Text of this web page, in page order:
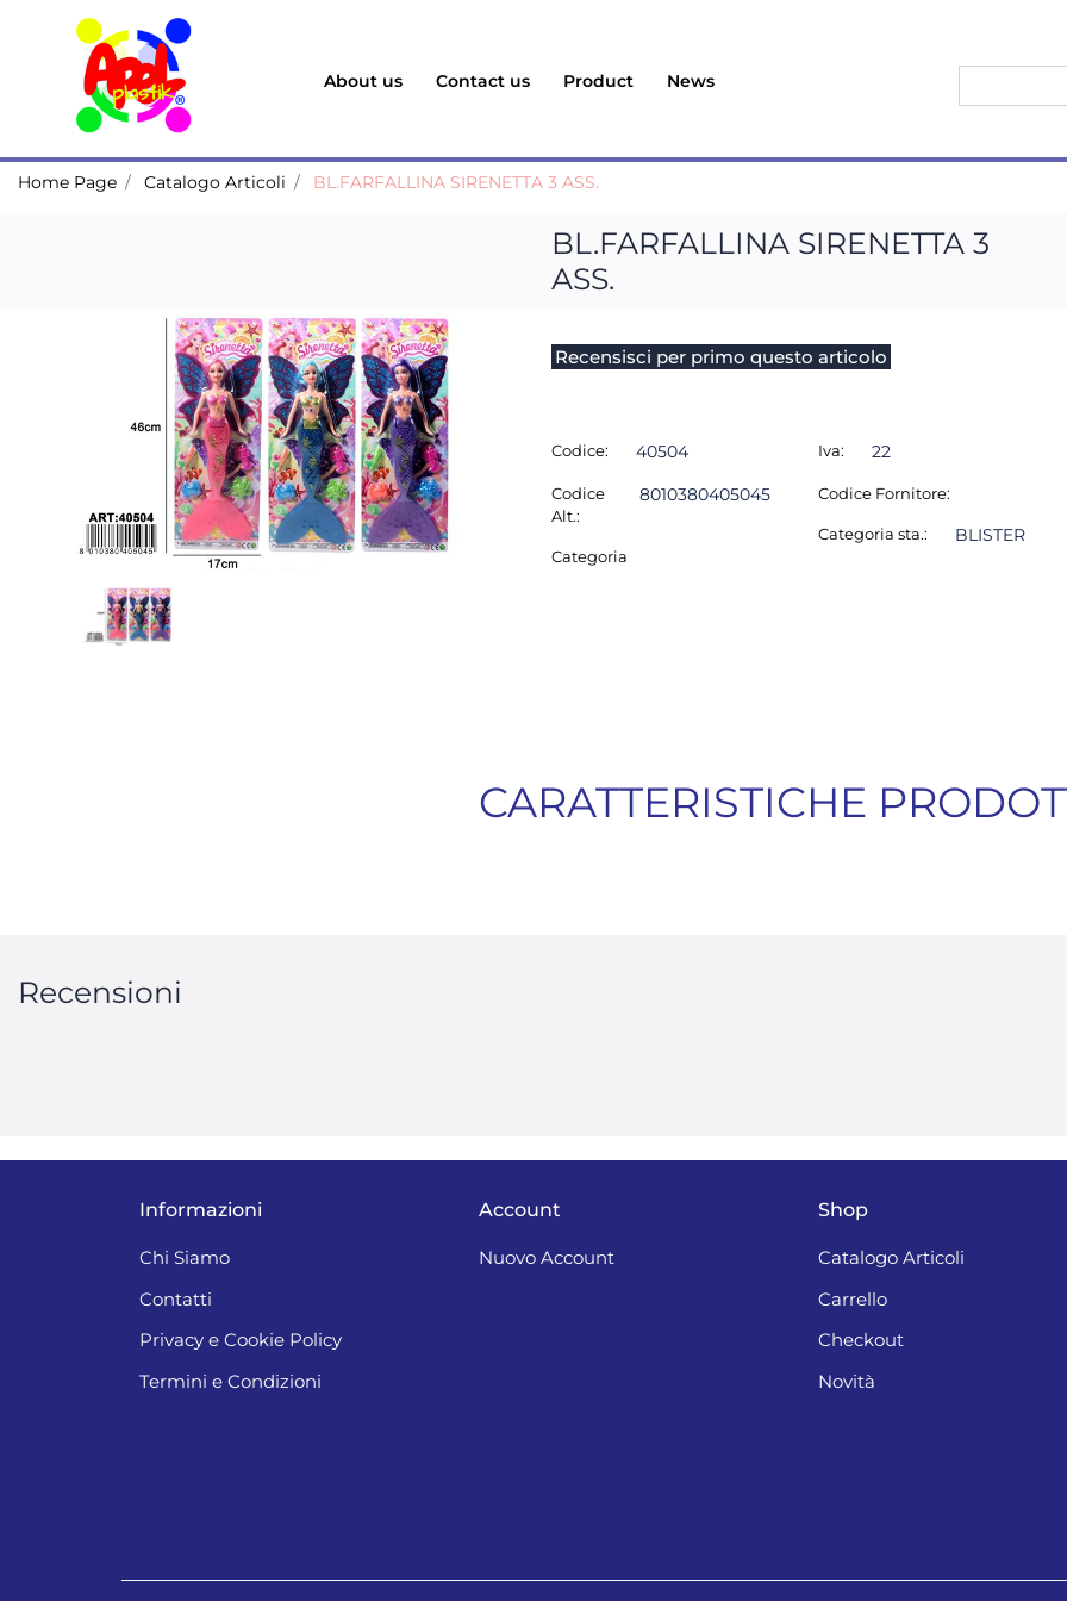
About us Contact us Product News
Home Page Catalogo Articoli BL.FARFALLINA SIRENETTA 3 ASS.
BL.FARFALLINA SIRENETTA 3
ASS.
Recensisci per primo questo articolo
Codice: 40504
Codice
Alt.:
8010380405045
Categoria
Iva: 22
Codice Fornitore:
Categoria sta.: BLISTER
CARATTERISTICHE
Recensioni
Informazioni
Chi Siamo
Contatti
Privacy e Cookie Policy
Termini e Condizioni
Account
Nuovo Account
Shop
Catalogo Articoli
Carrello
Checkout
Novità